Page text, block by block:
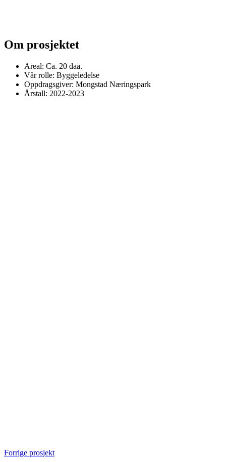
Om prosjektet
Areal: Ca. 20 daa.
Vår rolle: Byggeledelse
Oppdragsgiver: Mongstad Næringspark
Årstall: 2022-2023
Forrige prosjekt